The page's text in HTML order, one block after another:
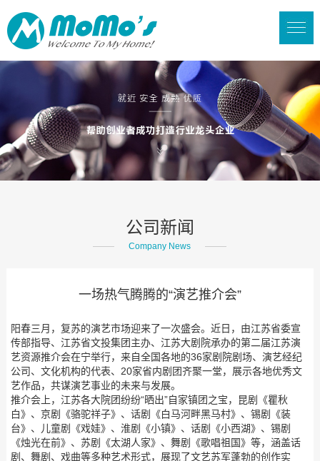
公司新闻
Company News
一场热气腾腾的“演艺推介会”
阳春三月，复苏的演艺市场迎来了一次盛会。近日，由江苏省委宣
传部指导、江苏省文投集团主办、江苏大剧院承办的第二届江苏演
艺资源推介会在宁举行，来自全国各地的36家剧院剧场、演艺经纪
公司、文化机构的代表、20家省内剧团齐聚一堂，展示各地优秀文
艺作品，共谋演艺事业的未来与发展。
推介会上，江苏各大院团纷纷“晒出”自家镇团之宝，昆剧《瞿秋
白》、京剧《骆驼祥子》、话剧《白马河畔黑马村》、锡剧《装
台》、儿童剧《戏娃》、淮剧《小镇》、话剧《小西湖》、锡剧
《烛光在前》、苏剧《太湖人家》、舞剧《歌唱祖国》等，涵盖话
剧、舞剧、戏曲等多种艺术形式，展现了文艺苏军蓬勃的创作实